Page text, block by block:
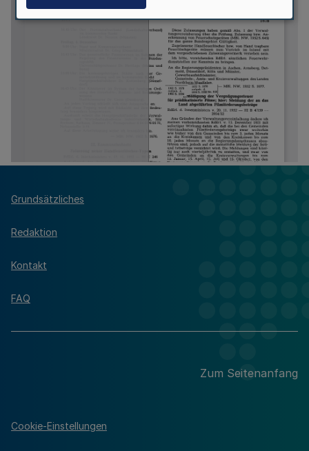
Grundsätzliches
Redaktion
Kontakt
FAQ
Zum Seitenanfang
Cookie-Einstellungen